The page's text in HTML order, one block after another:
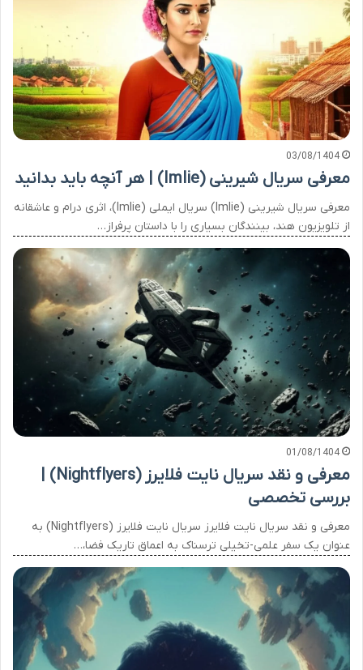
03/08/1404
معرفی سریال شیرینی (Imlie) | هر آنچه باید بدانید
معرفی سریال شیرینی (Imlie) سریال ایملی (Imlie)، اثری درام و عاشقانه
از تلویزیون هند، بینندگان بسیاری را با داستان پرفراز…
01/08/1404
معرفی و نقد سریال نایت فلایرز (Nightflyers) |
بررسی تخصصی
معرفی و نقد سریال نایت فلایرز سریال نایت فلایرز (Nightflyers) به
عنوان یک سفر علمی-تخیلی ترسناک به اعماق تاریک فضا،…